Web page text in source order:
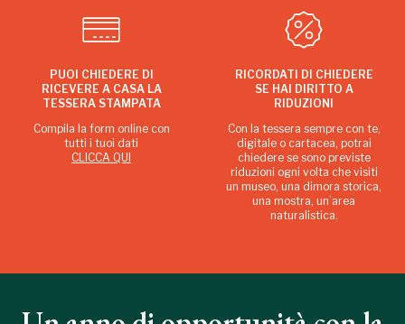
PUOI CHIEDERE DI
RICEVERE A CASA LA
TESSERA STAMPATA
Compila la form online con
tutti i tuoi dati
CLICCA QUI
RICORDATI DI CHIEDERE
SE HAI DIRITTO A
RIDUZIONI
Con la tessera sempre con te,
digitale o cartacea, potrai
chiedere se sono previste
riduzioni ogni volta che visiti
un museo, una dimora storica,
una mostra, un’area
naturalistica.